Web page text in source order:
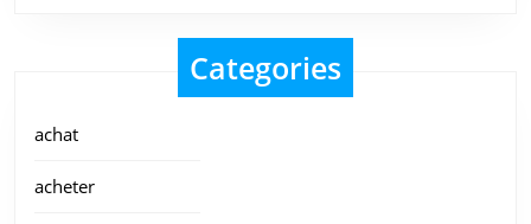
Categories
achat
acheter